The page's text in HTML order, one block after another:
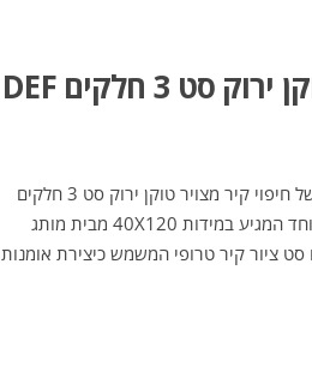
חיפוי קיר מצויר טוקן ירוק סט 3 חלקים DEF
הכירו את הקולקציה היוקרתית של חיפוי קיר מצויר טוקן ירוק סט 3 חלקים
DEF 40/120. אריח איכותי במיוחד המגיע במידות 40X120 מבית מותג
סט ציור קיר טרופי המשמש כיצירת אומנות
שרוצה להעיז ולהעניק אופי שאין לאף